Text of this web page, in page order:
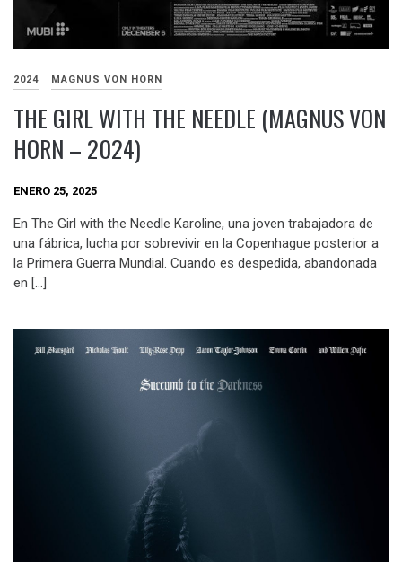
2024 MAGNUS VON HORN
THE GIRL WITH THE NEEDLE (MAGNUS VON
HORN – 2024)
ENERO 25, 2025
En The Girl with the Needle Karoline, una joven trabajadora de
una fábrica, lucha por sobrevivir en la Copenhague posterior a
la Primera Guerra Mundial. Cuando es despedida, abandonada
en […]